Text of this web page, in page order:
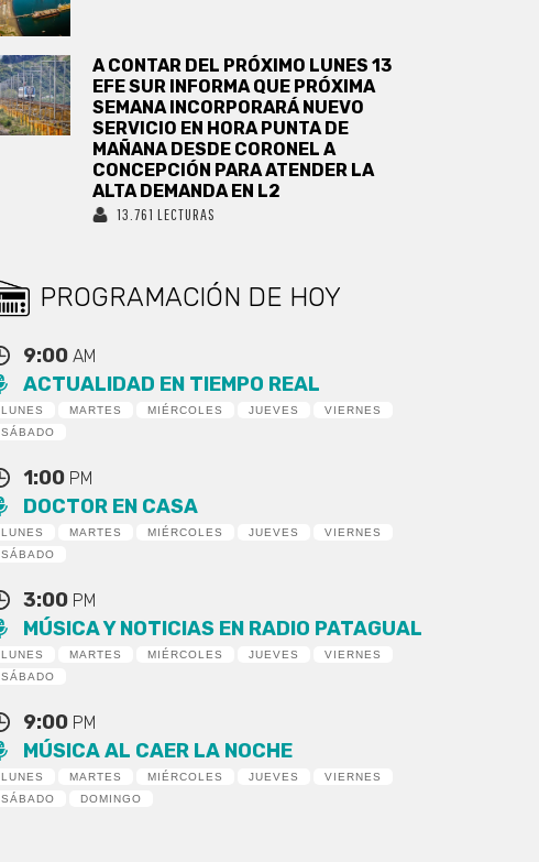
A CONTAR DEL PRÓXIMO LUNES 13
EFE SUR INFORMA QUE PRÓXIMA
SEMANA INCORPORARÁ NUEVO
SERVICIO EN HORA PUNTA DE
MAÑANA DESDE CORONEL A
CONCEPCIÓN PARA ATENDER LA
ALTA DEMANDA EN L2
13.761 LECTURAS
PROGRAMACIÓN DE HOY
9:00AM
ACTUALIDAD EN TIEMPO REAL
LUNES MARTES MIÉRCOLES JUEVES
VIERNES
SÁBADO
1:00 PM
DOCTOR EN CASA
LUNES MARTES MIÉRCOLES JUEVES
VIERNES
SÁBADO
3:00 PM
MÚSICA Y NOTICIAS EN RADIO PATAGUAL
LUNES MARTES MIÉRCOLES JUEVES
VIERNES
SÁBADO
9:00 PM
MÚSICA AL CAER LA NOCHE
LUNES MARTES MIÉRCOLES JUEVES
VIERNES
SÁBADO
DOMINGO